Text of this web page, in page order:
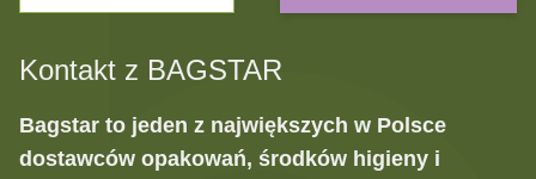
Kontakt z BAGSTAR
Bagstar to jeden z największych w Polsce
dostawców opakowań, środków higieny i